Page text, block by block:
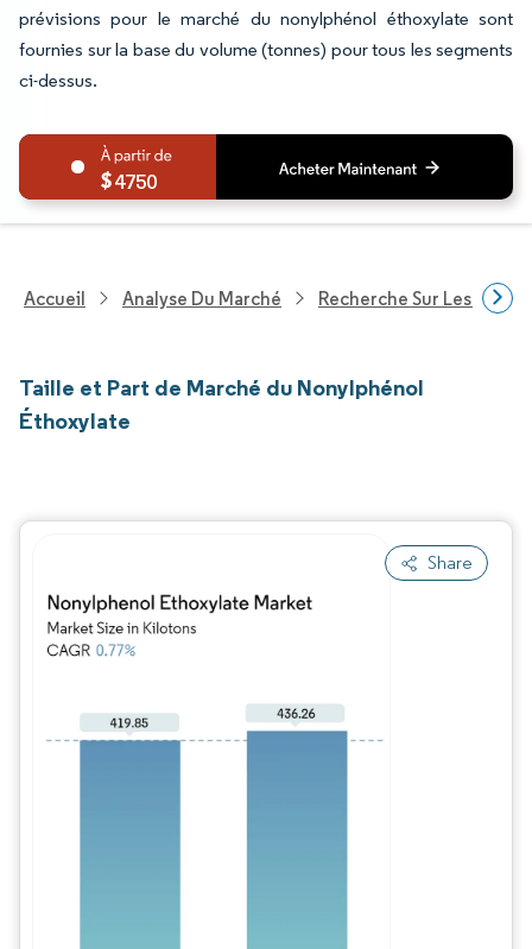
prévisions pour le marché du nonylphénol éthoxylate sont
fournies sur la base du volume (tonnes) pour tous les segments
ci-dessus.
4750
Accueil Analyse Du Marché Recherche Sur Les
Taille et Part de Marché du Nonylphénol
Éthoxylate
Share